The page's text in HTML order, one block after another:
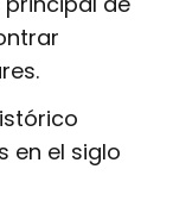
en el siglo